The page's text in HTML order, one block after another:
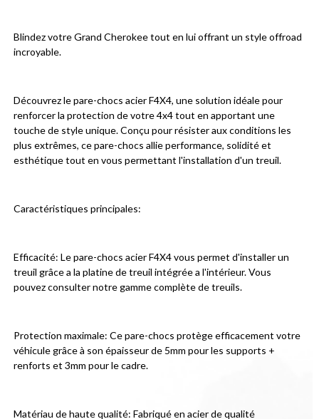
Blindez votre Grand Cherokee tout en lui offrant un style offroad
incroyable.
Découvrez le pare-chocs acier F4X4, une solution idéale pour
renforcer la protection de votre 4x4 tout en apportant une
touche de style unique. Conçu pour résister aux conditions les
plus extrêmes, ce pare-chocs allie performance, solidité et
esthétique tout en vous permettant l'installation d'un treuil.
Caractéristiques principales:
Efficacité: Le pare-chocs acier F4X4 vous permet d'installer un
treuil grâce a la platine de treuil intégrée a l'intérieur. Vous
pouvez consulter notre gamme complète de treuils.
Protection maximale: Ce pare-chocs protège efficacement votre
véhicule grâce à son épaisseur de 5mm pour les supports +
renforts et 3mm pour le cadre.
Matériau de haute qualité: Fabriqué en acier de qualité